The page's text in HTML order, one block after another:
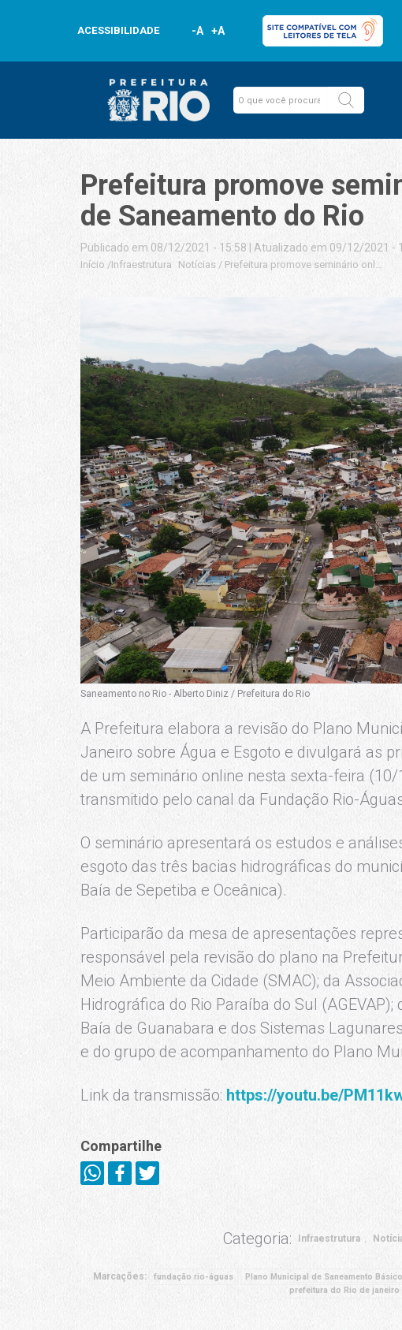
ACESSIBILIDADE -A +A
Prefeitura promove
de Saneamento do Rio
Publicado em 08/12/2021 - 15:58 Atualizado em 09/12/2021 -
Início /Infraestrutura Notícias / Prefeitura promove seminário online
Saneamento no Rio - Alberto Diniz / Prefeitura do Rio
A Prefeitura elabora a revisão do Plano
Janeiro sobre Água e Esgoto e divulgará as
de um seminário online nesta sexta-feira (10/
transmitido pelo canal da Fundação Rio-
O seminário apresentará os estudos e
esgoto das três bacias hidrográficas do
Baía de Sepetiba e Oceânica).
Participarão da mesa de apresentações
responsável pela revisão do plano na
Meio Ambiente da Cidade (SMAC); da
Hidrográfica do Rio Paraíba do Sul
Baía de Guanabara e dos Sistemas
e do grupo de acompanhamento do Plano
Link da transmissão: https://youtu.be/
Compartilhe
Categoria: Infraestrutura
Marcações: fundação rio-águas Plano Municipal de Saneamento
prefeitura do Rio de janeiro